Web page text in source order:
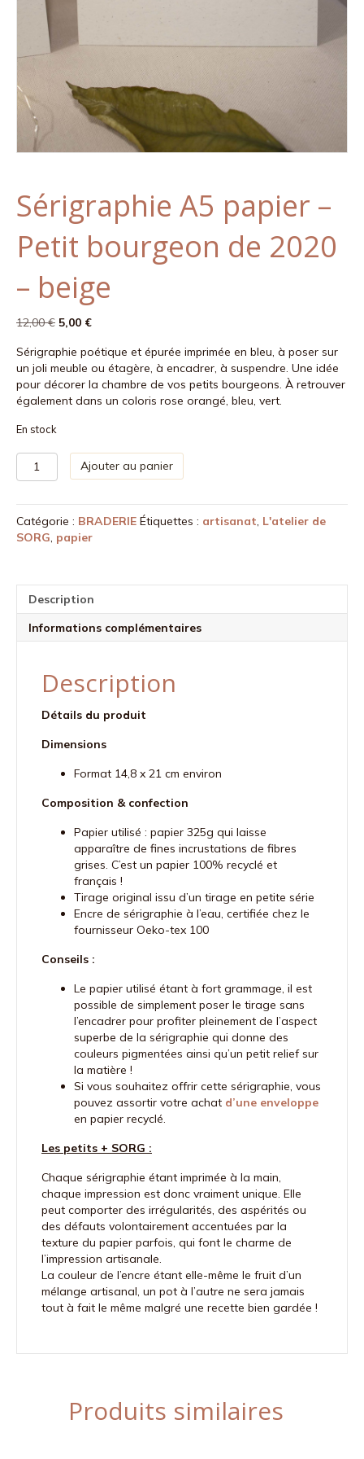
Sérigraphie A5 papier –
Petit bourgeon de 2020
– beige
12,00€ Le
initial
était :
12,00 €.
5,00 €Le
actuel
est :
5,00 €.
Sérigraphie poétique et épurée imprimée en bleu, à poser sur
un joli meuble ou étagère, à encadrer, à suspendre. Une idée
pour décorer la chambre de vos petits bourgeons. À retrouver
également dans un coloris rose orangé, bleu, vert.
En stock
quantité
de
A5
papier
-
de
2020
beige
Ajouter au panier
Catégorie : BRADERIE Étiquettes : artisanat, L'atelier de
SORG, papier
Description
Informations complémentaires
Description
Détails du produit
Dimensions
Format 14,8 x 21 cm environ
Composition & confection
Papier utilisé : papier 325g qui laisse
apparaître de fines incrustations de fibres
grises. C’est un papier 100% recyclé et
français !
Tirage original issu d’un tirage en petite série
Encre de sérigraphie à l’eau, certifiée chez le
fournisseur Oeko-tex 100
Conseils :
Le papier utilisé étant à fort grammage, il est
possible de simplement poser le tirage sans
l’encadrer pour profiter pleinement de l’aspect
superbe de la sérigraphie qui donne des
couleurs pigmentées ainsi qu’un petit relief sur
la matière !
Si vous souhaitez offrir cette sérigraphie, vous
pouvez assortir votre achat d’une enveloppe
en papier recyclé.
Les petits + SORG :
Chaque sérigraphie étant imprimée à la main,
chaque impression est donc vraiment unique. Elle
peut comporter des irrégularités, des aspérités ou
des défauts volontairement accentuées par la
texture du papier parfois, qui font le charme de
l’impression artisanale.
La couleur de l’encre étant elle-même le fruit d’un
mélange artisanal, un pot à l’autre ne sera jamais
tout à fait le même malgré une recette bien gardée !
Produits similaires